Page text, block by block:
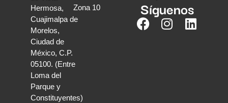
Hermosa,
Cuajimalpa de
Morelos,
Ciudad de
México, C.P.
05100. (Entre
Loma del
Parque y
Constituyentes)
Zona 10
Síguenos